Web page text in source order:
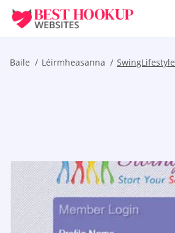
Baile Léirmheasanna SwingLifestyle